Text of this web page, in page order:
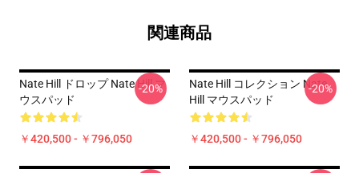
関連商品
Nate Hill ドロップ Nate Hill マ
ウスパッド
￥420,500 - ￥796,050
-20%
Nate Hill コレクション Nate
Hill マウスパッド
￥420,500 - ￥796,050
-20%